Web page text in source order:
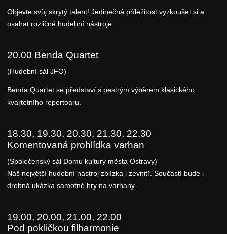
Objevte svůj skrytý talent! Jedinečná příležitost vyzkoušet si a
osahat rozličné hudební nástroje.
20.00 Benda Quartet
(Hudební sál JFO)
Benda Quartet se představí s pestrým výběrem klasického
kvartetního repertoáru.
18.30, 19.30, 20.30, 21.30, 22.30
Komentovaná prohlídka varhan
(Společenský sál Domu kultury města Ostravy)
Náš největší hudební nástroj zblízka i zevnitř. Součástí bude i
drobná ukázka samotné hry na varhany.
19.00, 20.00, 21.00, 22.00
Pod pokličkou filharmonie